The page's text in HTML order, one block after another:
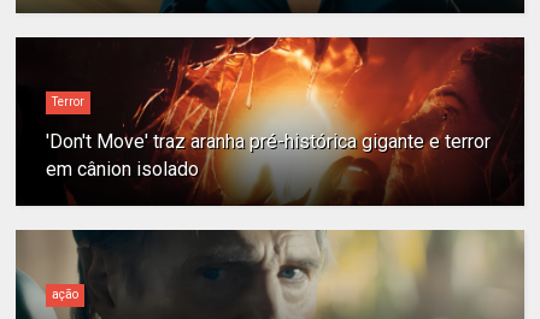
Terror
'Don't Move' traz aranha pré-histórica gigante e terror
em cânion isolado
ação